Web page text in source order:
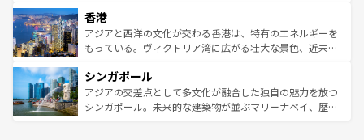
とつ。フォーやバインミー、ベトナムコーヒーなどは、ぜ
ひ現地で味わいたい。どの地域を訪れてもあたたかい人々
が旅行者を迎えてくれるので、きっと忘れられない旅にな
参照してほしい。
の活気が交差している。北部ではチェンマイなどの山岳地
帯で自然と触れ合い、南部ではプーケットやクラビの美し
いビーチでリゾート気分を楽しむことができる。タイ料理
激する。気候は一年中温暖で、どの季節にも異なる楽しみ
が待っている。親しみやすいタイの人々、仏教を中心とし
た文化、そして多様な観光資源が、訪れる旅人を魅了し続
香港
アジアと西洋の文化が交わる香港は、特有のエネルギーを
もっている。ヴィクトリア湾に広がる壮大な景色、近未来
み、どこを訪れても感動するはず。観光スポットが密集し
ており、効率よく見どころを回れるのも魅力。息をのむよ
うな絶景から文化的な体験まで、香港を存分に楽しみ尽く
シンガポール
アジアの交差点として多文化が融合した独自の魅力を放つ
シンガポール。未来的な建築物が並ぶマリーナベイ、歴史